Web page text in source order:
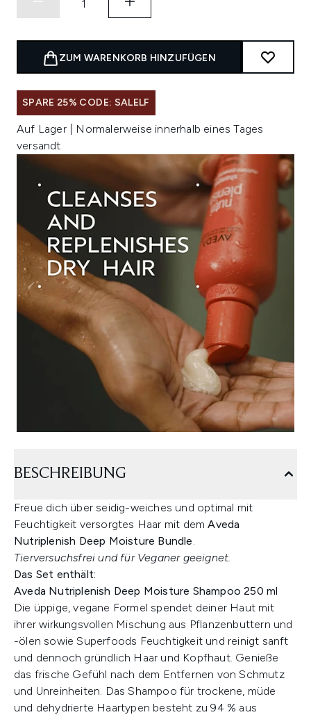
ZUM WARENKORB HINZUFÜGEN
SPARE 25% CODE: SALELF
Auf Lager | Normalerweise innerhalb eines Tages
versandt
BESCHREIBUNG
Freue dich über seidig-weiches und optimal mit
Feuchtigkeit versorgtes Haar mit demAveda
Nutriplenish Deep Moisture Bundle.
Tierversuchsfrei und für Veganer geeignet.
Das Set enthält:
Aveda Nutriplenish Deep Moisture Shampoo 250 ml
Die üppige, vegane Formel spendet deiner Haut mit
ihrer wirkungsvollen Mischung aus Pflanzenbuttern und
-ölen sowie Superfoods Feuchtigkeit und reinigt sanft
und dennoch gründlich Haar und Kopfhaut. Genieße
das frische Gefühl nach dem Entfernen von Schmutz
und Unreinheiten. Das Shampoo für trockene, müde
und dehydrierte Haartypen besteht zu 94 % aus